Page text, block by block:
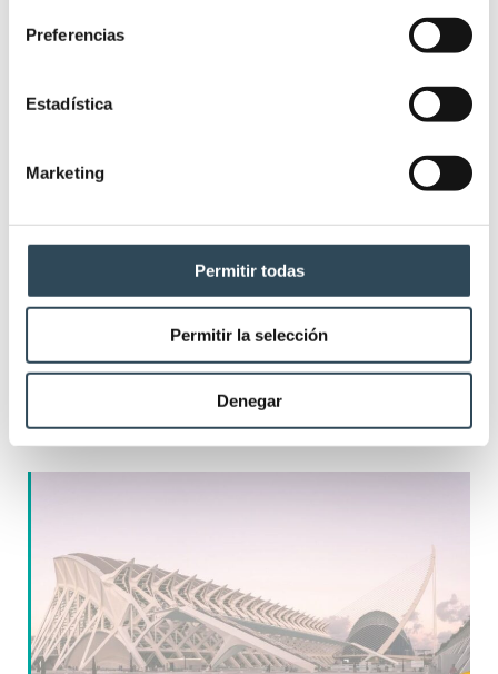
Preferencias
Estadística
Marketing
Permitir todas
Permitir la selección
Denegar